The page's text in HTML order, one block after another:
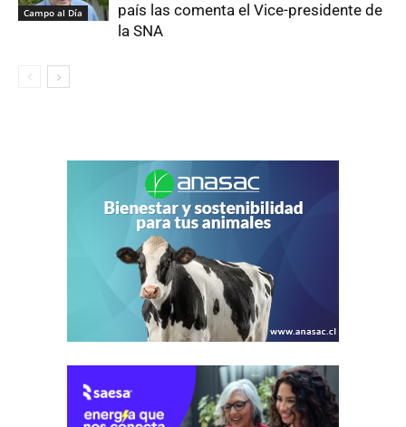
Campo al Día
país las comenta el Vice-presidente de
la SNA